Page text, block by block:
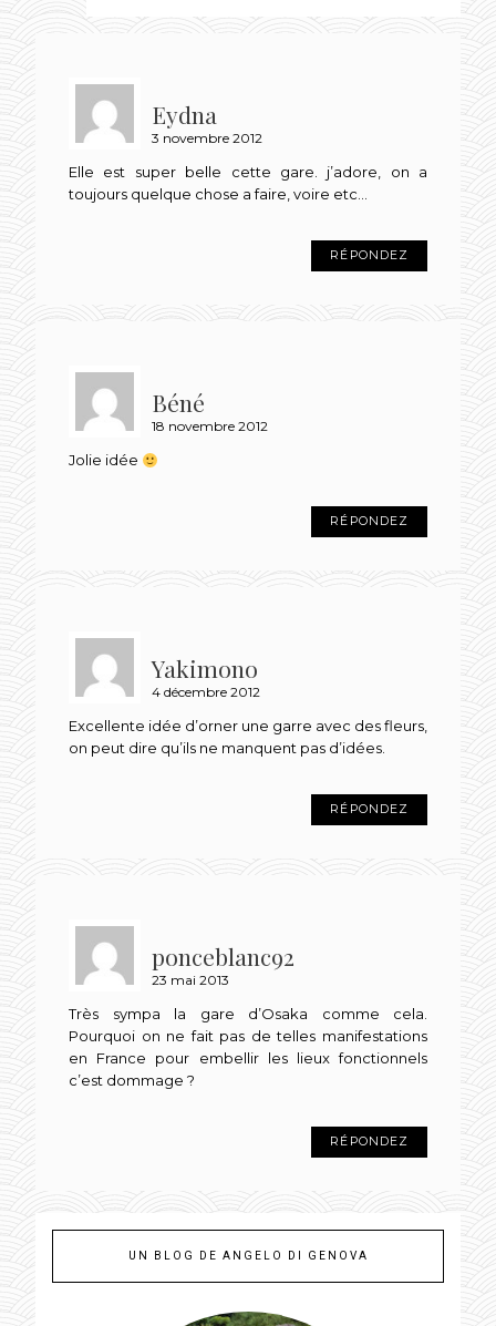
Eydna
3 novembre 2012
Elle est super belle cette gare. j’adore, on a
toujours quelque chose a faire, voire etc…
RÉPONDEZ
Béné
18 novembre 2012
Jolie idée
RÉPONDEZ
Yakimono
4 décembre 2012
Excellente idée d’orner une garre avec des fleurs,
on peut dire qu’ils ne manquent pas d’idées.
RÉPONDEZ
ponceblanc92
23 mai 2013
Très sympa la gare d’Osaka comme cela.
Pourquoi on ne fait pas de telles manifestations
en France pour embellir les lieux fonctionnels
c’est dommage ?
RÉPONDEZ
UN BLOG DE ANGELO DI GENOVA